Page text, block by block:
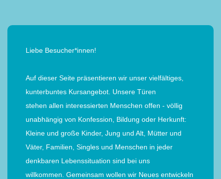
Liebe Besucher*innen!
Auf dieser Seite präsentieren wir unser vielfältiges,
kunterbuntes Kursangebot. Unsere Türen
stehen allen interessierten Menschen offen - völlig
unabhängig von Konfession, Bildung oder Herkunft:
Kleine und große Kinder, Jung und Alt, Mütter und
Väter, Familien, Singles und Menschen in jeder
denkbaren Lebenssituation sind bei uns
willkommen. Gemeinsam wollen wir Neues entwickeln